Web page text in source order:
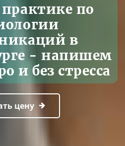
по
в
- напишем
и без стресса
цену